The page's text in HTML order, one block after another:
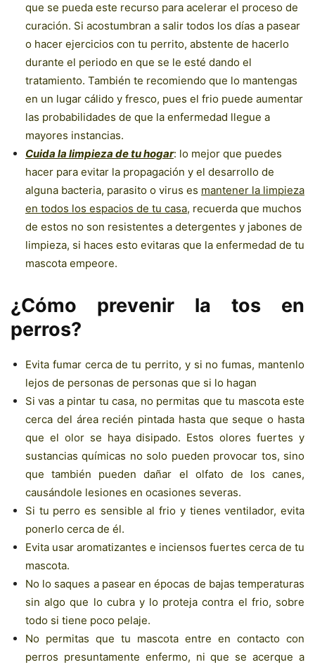
que se pueda este recurso para acelerar el proceso de
curación. Si acostumbran a salir todos los días a pasear
o hacer ejercicios con tu perrito, abstente de hacerlo
durante el periodo en que se le esté dando el
tratamiento. También te recomiendo que lo mantengas
en un lugar cálido y fresco, pues el frio puede aumentar
las probabilidades de que la enfermedad llegue a
mayores instancias.
Cuida la limpieza de tu hogar: lo mejor que puedes
hacer para evitar la propagación y el desarrollo de
alguna bacteria, parasito o virus es mantener la limpieza
en todos los espacios de tu casa, recuerda que muchos
de estos no son resistentes a detergentes y jabones de
limpieza, si haces esto evitaras que la enfermedad de tu
mascota empeore.
¿Cómo prevenir la tos en
perros?
Evita fumar cerca de tu perrito, y si no fumas, mantenlo
lejos de personas de personas que si lo hagan
Si vas a pintar tu casa, no permitas que tu mascota este
cerca del área recién pintada hasta que seque o hasta
que el olor se haya disipado. Estos olores fuertes y
sustancias químicas no solo pueden provocar tos, sino
que también pueden dañar el olfato de los canes,
causándole lesiones en ocasiones severas.
Si tu perro es sensible al frio y tienes ventilador, evita
ponerlo cerca de él.
Evita usar aromatizantes e inciensos fuertes cerca de tu
mascota.
No lo saques a pasear en épocas de bajas temperaturas
sin algo que lo cubra y lo proteja contra el frio, sobre
todo si tiene poco pelaje.
No permitas que tu mascota entre en contacto con
perros presuntamente enfermo, ni que se acerque a